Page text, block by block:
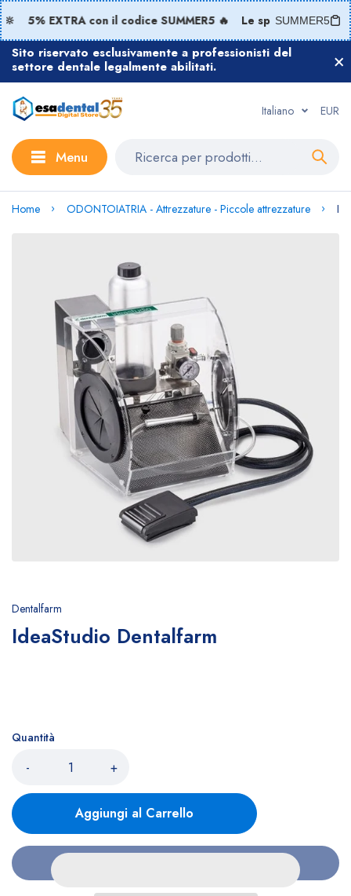
5% EXTRA con il codice SUMMER5 🔥 Le spedizioni
SUMMER5
Sito riservato esclusivamente a professionisti del
settore dentale legalmente abilitati.
Italiano EUR
Menu
Home ODONTOIATRIA - Attrezzature - Piccole attrezzature
Dentalfarm
IdeaStudio Dentalfarm
Quantità
- +
Aggiungi al Carrello